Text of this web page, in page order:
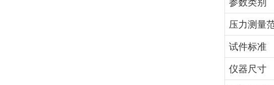
参数类别
压力测量
试件标准
仪器尺寸